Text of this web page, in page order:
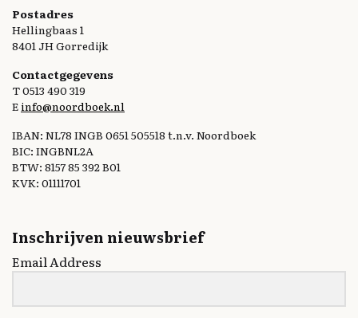
Postadres
Hellingbaas 1
8401 JH Gorredijk
Contactgegevens
T 0513 490 319
E info@noordboek.nl
IBAN: NL78 INGB 0651 505518 t.n.v. Noordboek
BIC: INGBNL2A
BTW: 8157 85 392 B01
KVK: 01111701
Inschrijven nieuwsbrief
Email Address